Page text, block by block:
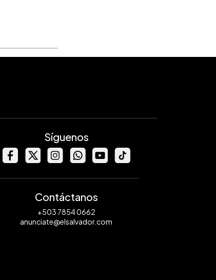
Síguenos
Contáctanos
+503 7854 0662
anunciate@elsalvador.com